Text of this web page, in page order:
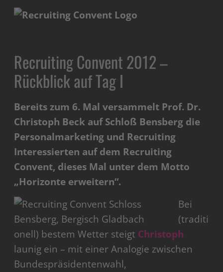
Recruiting Convent 2012 –
Rückblick auf Tag I
Bereits zum 6. Mal versammelt Prof. Dr.
Christoph Beck auf Schloß Bensberg die
Personalmarketing und Recruiting
Interessierten auf dem Recruiting
Convent, dieses Mal unter dem Motto
„Horizonte erweitern“.
Bei
(traditi
onell) bestem Wetter steigt Christoph
launig ein – mit einer Analogie zwischen
Bundespräsidentenwahl,